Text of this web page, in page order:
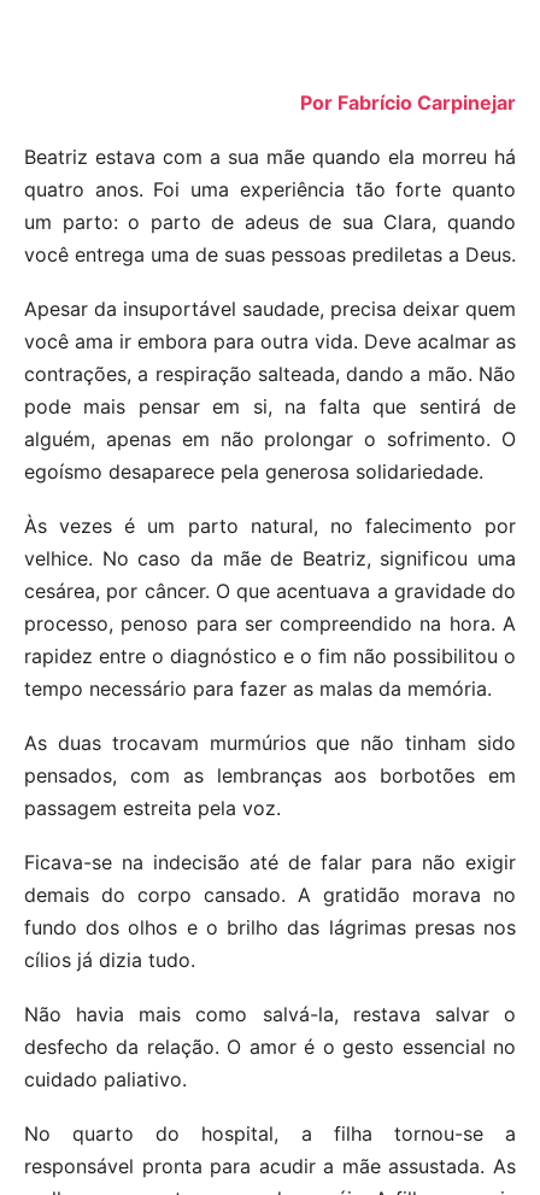
Por Fabrício Carpinejar
Beatriz estava com a sua mãe quando ela morreu há
quatro anos. Foi uma experiência tão forte quanto
um parto: o parto de adeus de sua Clara, quando
você entrega uma de suas pessoas prediletas a Deus.
Apesar da insuportável saudade, precisa deixar quem
você ama ir embora para outra vida. Deve acalmar as
contrações, a respiração salteada, dando a mão. Não
pode mais pensar em si, na falta que sentirá de
alguém, apenas em não prolongar o sofrimento. O
egoísmo desaparece pela generosa solidariedade.
Às vezes é um parto natural, no falecimento por
velhice. No caso da mãe de Beatriz, significou uma
cesárea, por câncer. O que acentuava a gravidade do
processo, penoso para ser compreendido na hora. A
rapidez entre o diagnóstico e o fim não possibilitou o
tempo necessário para fazer as malas da memória.
As duas trocavam murmúrios que não tinham sido
pensados, com as lembranças aos borbotões em
passagem estreita pela voz.
Ficava-se na indecisão até de falar para não exigir
demais do corpo cansado. A gratidão morava no
fundo dos olhos e o brilho das lágrimas presas nos
cílios já dizia tudo.
Não havia mais como salvá-la, restava salvar o
desfecho da relação. O amor é o gesto essencial no
cuidado paliativo.
No quarto do hospital, a filha tornou-se a
responsável pronta para acudir a mãe assustada. As